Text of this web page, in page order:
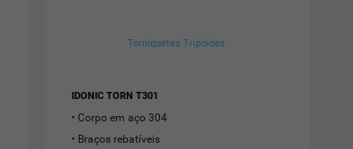
Torniquetes Tripoides
IDONIC TORN T301
Corpo em aço 304
Braços rebatíveis